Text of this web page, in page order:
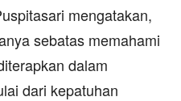
mengatakan,
sebatas memahami
dalam
dari kepatuhan